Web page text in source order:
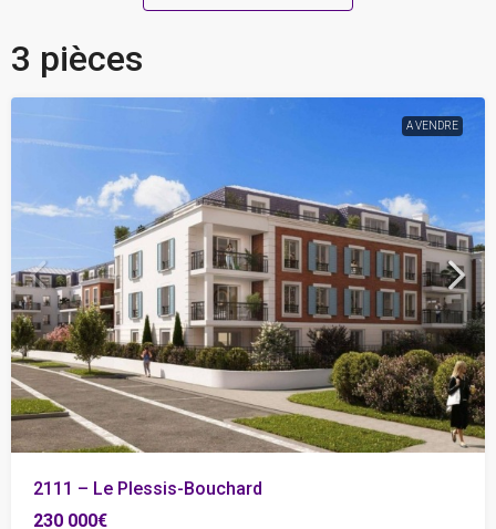
3 pièces
A VENDRE
2111 – Le Plessis-Bouchard
230 000€